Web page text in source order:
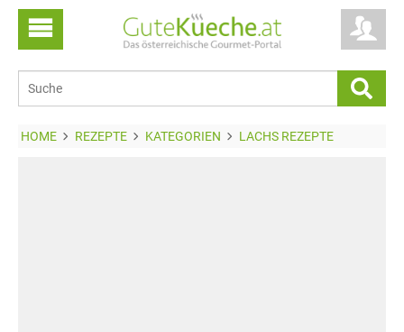
HOME REZEPTE KATEGORIEN LACHS REZEPTE